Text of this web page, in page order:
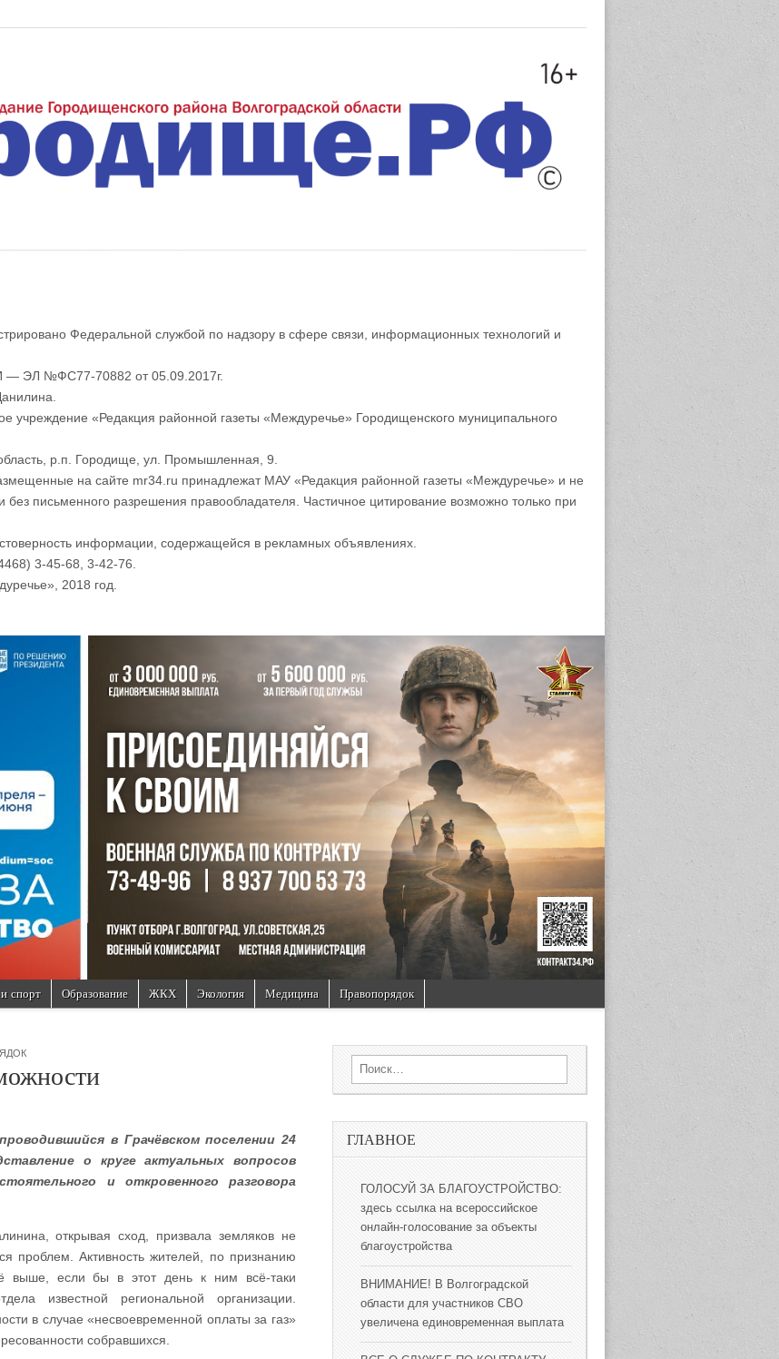
Федеральной службой по надзору в сфере связи, информационных технологий и
— ЭЛ №ФС77-70882 от 05.09.2017г.
учреждение «Редакция районной газеты «Междуречье» Городищенского муниципального
р.п. Городище, ул. Промышленная, 9.
на сайте mr34.ru принадлежат МАУ «Редакция районной газеты «Междуречье» и не
без письменного разрешения правообладателя. Частичное цитирование возможно только при
информации, содержащейся в рекламных объявлениях.
3-45-68, 3-42-76.
2018 год.
спорт Образование ЖКХ Экология Медицина Правопорядок
в Грачёвском поселении 24
о круге актуальных вопросов
и откровенного разговора
открывая сход, призвала земляков не
проблем. Активность жителей, по признанию
выше, если бы в этот день к ним всё-таки
известной региональной организации.
в случае «несвоевременной оплаты за газ»
собравшихся.
Search for:
ГЛАВНОЕ
ГОЛОСУЙ ЗА БЛАГОУСТРОЙСТВО:
здесь ссылка на всероссийское
онлайн-голосование за объекты
благоустройства
ВНИМАНИЕ! В Волгоградской
области для участников СВО
увеличена единовременная выплата